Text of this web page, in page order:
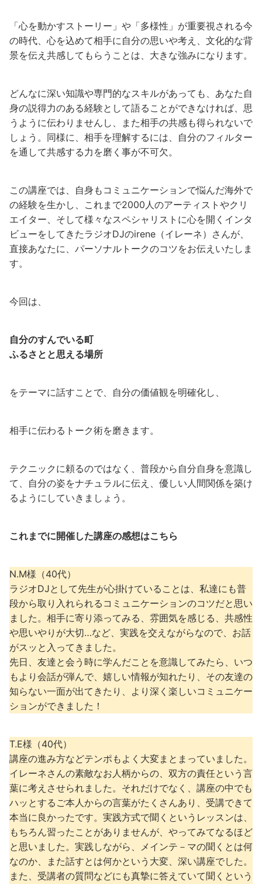
「心を動かすストーリー」や「多様性」が重要視される今
の時代、心を込めて相手に自分の思いや考え、文化的な背
景を伝え共感してもらうことは、大きな強みになります。
どんなに深い知識や専門的なスキルがあっても、あなた自
身の説得力のある経験として語ることができなければ、思
うように伝わりませんし、また相手の共感も得られないで
しょう。同様に、相手を理解するには、自分のフィルター
を通して共感する力を磨く事が不可欠。
この講座では、自身もコミュニケーションで悩んだ海外で
の経験を生かし、これまで2000人のアーティストやクリ
エイター、そして様々なスペシャリストに心を開くインタ
ビューをしてきたラジオDJのirene（イレーネ）さんが、
直接あなたに、パーソナルトークのコツをお伝えいたしま
す。
今回は、
自分のすんでいる町
ふるさとと思える場所
をテーマに話すことで、自分の価値観を明確化し、
相手に伝わるトーク術を磨きます。
テクニックに頼るのではなく、普段から自分自身を意識し
て、自分の姿をナチュラルに伝え、優しい人間関係を築け
るようにしていきましょう。
これまでに開催した講座の感想はこちら
N.M様（40代）
ラジオDJとして先生が心掛けていることは、私達にも普
段から取り入れられるコミュニケーションのコツだと思い
ました。相手に寄り添ってみる、雰囲気を感じる、共感性
や思いやりが大切…など、実践を交えながらなので、お話
がスッと入ってきました。
先日、友達と会う時に学んだことを意識してみたら、いつ
もより会話が弾んで、嬉しい情報が知れたり、その友達の
知らない一面が出てきたり、より深く楽しいコミュニケー
ションができました！
T.E様（40代）
講座の進み方などテンポもよく大変まとまっていました。
イレーネさんの素敵なお人柄からの、双方の責任という言
葉に考えさせられました。それだけでなく、講座の中でも
ハッとするご本人からの言葉がたくさんあり、受講できて
本当に良かったです。実践方式で聞くというレッスンは、
もちろん習ったことがありませんが、やってみてなるほど
と思いました。実践しながら、メインテ－マの聞くとは何
なのか、また話すとは何かという大変、深い講座でした。
また、受講者の質問などにも真摯に答えていて聞くという